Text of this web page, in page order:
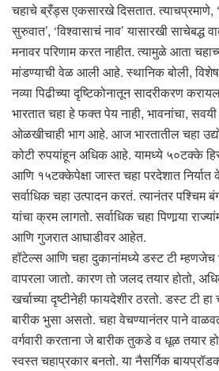
चहाचे ब्रँड्स एकसारखे दिसतात. त्याचप्रमाणे,
सुरुवात’, ‘विश्वासाचं नाव’ यासारखी साचेबद्ध
मनावर परिणाम करत नाहीत. त्यामुळे आता
मांडण्याची वेळ आली आहे. स्थानिक बोली,
नव्या पिढीच्या दृष्टिकोनातून सादरीकरण
भारतात चहा हे फक्त पेय नाही, भावनांचा,
ओळखीचाही भाग आहे. आज भारतातील चहा
कोटी रुपयांहून अधिक आहे. यामध्ये ५०टक्के
आणि १५टक्केपेक्षा जास्त चहा परदेशात
सर्वाधिक चहा उत्पादन करतं. त्यानंतर
यांचा क्रम लागतो. सर्वाधिक चहा पिणार्‍या
आणि गुजरात आघाडीवर आहेत.
हॉटेल्स आणि चहा दुकानांमध्ये डस्ट टी म्हणजेच
वापरला जातो. कारण तो जलद तयार होतो,
खर्चाच्या दृष्टीनेही फायदेशीर ठरतो. डस्ट टी
बारीक भुसा असतो. चहा वेचण्यानंतर पाने
वर्गवारी करताना जे बारीक तुकडे व धूळ तयार
स्वस्त चहाप्रकार बनतो. या नैसर्गिक